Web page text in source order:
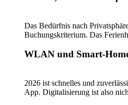
Das Bedürfnis nach
Buchungskriterium. Das
WLAN und Smart-
2026 ist schnelles und
App. Digitalisierung ist also